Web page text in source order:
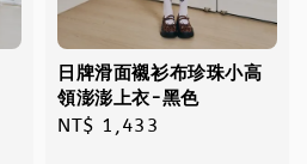
日牌滑面襯衫布珍珠小高
領澎澎上衣-黑色
Regular
NT$ 1,433